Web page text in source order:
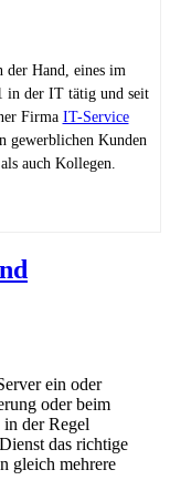
der Hand, eines im
in der IT tätig und seit
Firma IT-Service
gewerblichen Kunden
auch Kollegen.
ein oder
oder beim
der Regel
das richtige
gleich mehrere